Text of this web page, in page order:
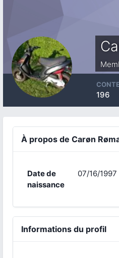
196
À propos de Carøn
Date de
naissance
07/16/1997
Informations du profil